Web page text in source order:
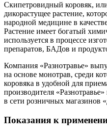
Скипетровидный коровяк,
дикорастущее растение,
народной медицине в
Растение имеет богатый
используется в процессе
препаратов, БАДов и
Компания «Разнотравье»
на основе монотрав, среди
коровяка в удобной для
производителя
в сети розничных магазинов
Показания к